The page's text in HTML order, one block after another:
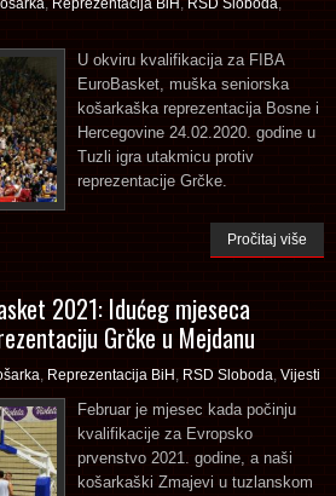
U okviru kvalifikacija za FIBA
EuroBasket, muška seniorska
košarkaška reprezentacija Bosne i
Hercegovine 24.02.2020. godine u
Tuzli igra utakmicu protiv
reprezentacije Grčke.
Pročitaj više
2021: Idućeg mjeseca
Grčke u Mejdanu
Reprezentacija BiH RSD Sloboda Vijesti
Februar je mjesec kada počinju
kvalifikacije za Evropsko
prvenstvo 2021. godine, a naši
košarkaški Zmajevi u tuzlanskom